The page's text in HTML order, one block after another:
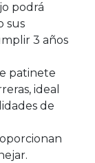
podrá
sus
3 años
patinete
ideal
de